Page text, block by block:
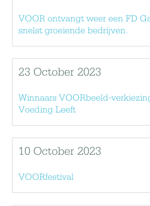
VOOR ontvangt weer een FD
snelst groeiende bedrijven.
23 October 2023
Winnaars VOORbeeld-
Voeding Leeft
10 October 2023
VOORfestival